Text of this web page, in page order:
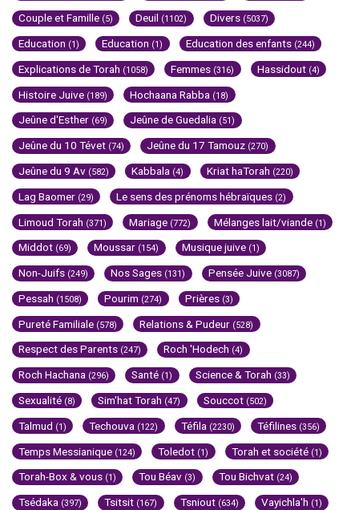
Couple et Famille (5) Deuil (1102) Divers (5037)
Education (1) Education (1) Education des enfants (244)
Explications de Torah (1058) Femmes (316) Hassidout (4)
Histoire Juive (189) Hochaana Rabba (18)
Jeûne d'Esther (69) Jeûne de Guedalia (51)
Jeûne du 10 Tévet (74) Jeûne du 17 Tamouz (270)
Jeûne du 9 Av (582) Kabbala (4) Kriat haTorah (220)
Lag Baomer (29) Le sens des prénoms hébraïques (2)
Limoud Torah (371) Mariage (772) Mélanges lait/viande (1)
Middot (69) Moussar (154) Musique juive (1)
Non-Juifs (249) Nos Sages (131) Pensée Juive (3087)
Pessah (1508) Pourim (274) Prières (3)
Pureté Familiale (578) Relations & Pudeur (528)
Respect des Parents (247) Roch 'Hodech (4)
Roch Hachana (296) Santé (1) Science & Torah (33)
Sexualité (8) Sim'hat Torah (47) Souccot (502)
Talmud (1) Techouva (122) Téfila (2230) Téfilines (356)
Temps Messianique (124) Toledot (1) Torah et société (1)
Torah-Box & vous (1) Tou Béav (3) Tou Bichvat (24)
Tsédaka (397) Tsitsit (167) Tsniout (634) Vayichla'h (1)